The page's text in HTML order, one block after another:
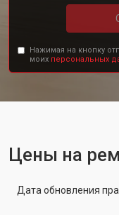
Нажимая на кнопку
моих персональных
Цены на
Дата обновления